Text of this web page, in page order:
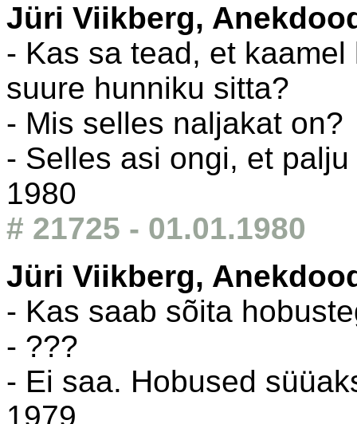
Jüri Viikberg,
- Kas sa tead, et
suure hunniku sitta?
- Mis selles naljakat on?
- Selles asi ongi, et
1980
# 21725 - 01.01.1980
Jüri Viikberg,
- Kas saab sõita
- ???
- Ei saa. Hobused
1979